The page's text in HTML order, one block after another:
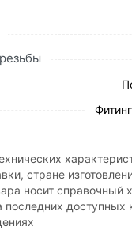
менеджеры
с Вами для
и
стандартам
в течение 30 дней
стране
носит справочный
последних доступных